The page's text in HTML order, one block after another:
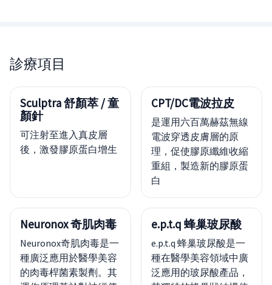
診療項目
Sculptra 舒顏萃 / 童
顏針
可注射至進入真皮層
後，激發膠原蛋白增生
CPT/DC電波拉皮
是運用六百萬赫茲無線
電波穿透皮膚層的原
理，促使膠原纖維收縮
重組，製造新的膠原蛋
白
Neuronox 奇肌肉毒
Neuronox奇肌肉毒是一
種廣泛應用於醫學美容
的肉毒桿菌素製劑。其
e.p.t.q 蜂巢玻尿酸
e.p.t.q 蜂巢玻尿酸是一
種在醫學美容領域中廣
泛應用的玻尿酸產品，